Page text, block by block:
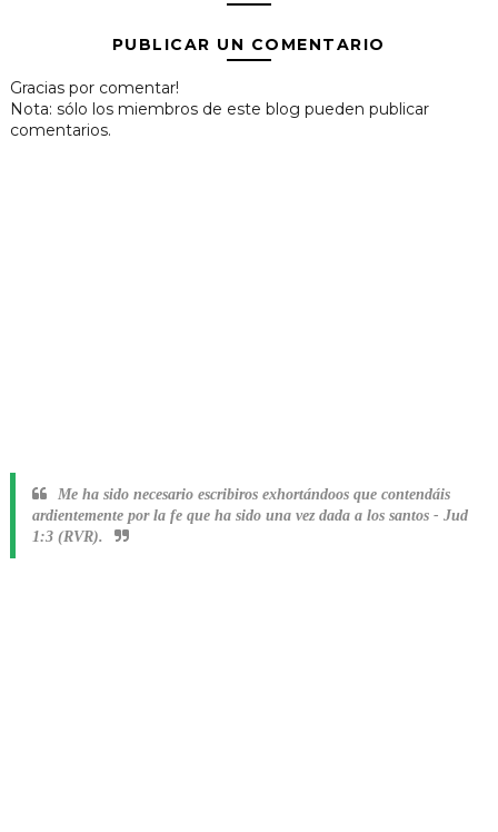
PUBLICAR UN COMENTARIO
Gracias por comentar!
Nota: sólo los miembros de este blog pueden publicar
comentarios.
Me ha sido necesario escribiros exhortándoos que contendáis
ardientemente por la fe que ha sido una vez dada a los santos - Jud
1:3 (RVR).